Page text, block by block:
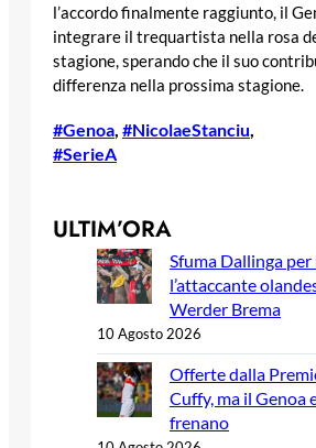
l’accordo finalmente raggiunto, il
integrare il trequartista nella rosa
stagione, sperando che il suo
differenza nella prossima stagione.
#Genoa, #NicolaeStanciu
#SerieA
ULTIM’ORA
Sfuma Dallinga per
l’attaccante
Werder Brema
10 Agosto 2026
Offerte dalla
Cuffy, ma il Genoa
frenano